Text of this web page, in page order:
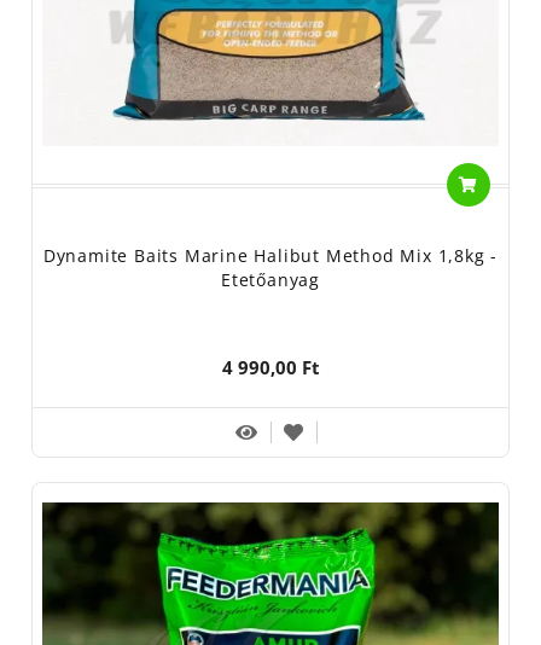
Dynamite Baits Marine Halibut Method Mix 1,8kg -
Etetőanyag
4 990,00 Ft